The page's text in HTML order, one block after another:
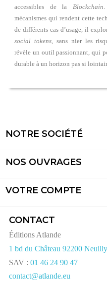
accessibles de la Blockchain
mécanismes qui rendent cette
de différents cas d’usage, il
social tokens, sans nier les
révèle un outil passionnant, qui
durable à un horizon pas si
NOTRE SOCIÉTÉ
NOS OUVRAGES
VOTRE COMPTE
CONTACT
Éditions Atlande
1 bd du Château 92200 Neuilly
SAV : 01 46 24 90 47
contact@atlande.eu